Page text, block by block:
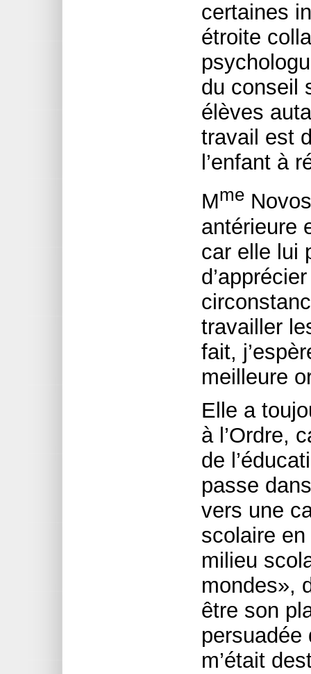
certaines
étroite
du conseil
élèves
travail est
l’enfant à
Mme
antérieure
car elle lui
travailler
fait,
meilleure
Elle a
à l’Ordre,
de
passe
vers une
scolaire en
milieu
mondes»,
être son
persuadée
m’était